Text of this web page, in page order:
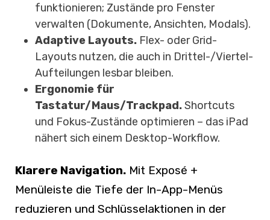
funktionieren; Zustände pro Fenster
verwalten (Dokumente, Ansichten, Modals).
Adaptive Layouts. Flex- oder Grid-
Layouts nutzen, die auch in Drittel-/Viertel-
Aufteilungen lesbar bleiben.
Ergonomie für
Tastatur/Maus/Trackpad.Shortcuts
und Fokus-Zustände optimieren – das iPad
nähert sich einem Desktop-Workflow.
Klarere Navigation. Mit Exposé +
Menüleiste die Tiefe der In-App-Menüs
reduzieren und Schlüsselaktionen in der